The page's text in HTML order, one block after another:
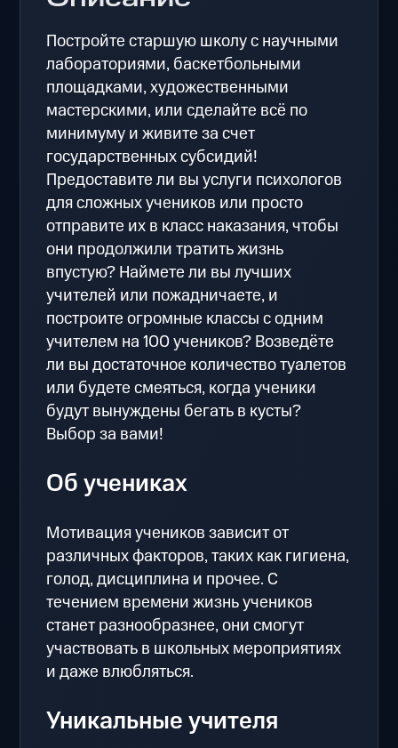
Постройте старшую школу с научными
лабораториями, баскетбольными
площадками, художественными
мастерскими, или сделайте всё по
минимуму и живите за счет
государственных субсидий!
Предоставите ли вы услуги психологов
для сложных учеников или просто
отправите их в класс наказания, чтобы
они продолжили тратить жизнь
впустую? Наймете ли вы лучших
учителей или пожадничаете, и
построите огромные классы с одним
учителем на 100 учеников? Возведёте
ли вы достаточное количество туалетов
или будете смеяться, когда ученики
будут вынуждены бегать в кусты?
Выбор за вами!
Об учениках
Мотивация учеников зависит от
различных факторов, таких как гигиена,
голод, дисциплина и прочее. С
течением времени жизнь учеников
станет разнообразнее, они смогут
участвовать в школьных мероприятиях
и даже влюбляться.
Уникальные учителя